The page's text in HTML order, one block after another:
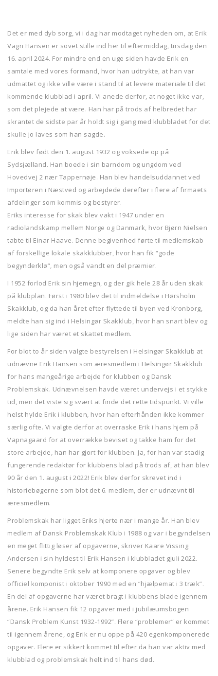
Det er med dyb sorg, vi i dag har modtaget nyheden om, at Erik
Vagn Hansen er sovet stille ind her til eftermiddag, tirsdag den
16. april 2024. For mindre end en uge siden havde Erik en
samtale med vores formand, hvor han udtrykte, at han var
udmattet og ikke ville være i stand til at levere materiale til det
kommende klubblad i april. Vi anede derfor, at noget ikke var,
som det plejede at være. Han har på trods af helbredet har
skrantet de sidste par år holdt sig i gang med klubbladet for det
skulle jo laves som han sagde.
Erik blev født den 1. august 1932 og voksede op på
Sydsjælland. Han boede i sin barndom og ungdom ved
Hovedvej 2 nær Tappernøje. Han blev handelsuddannet ved
Importøren i Næstved og arbejdede derefter i flere af firmaets
afdelinger som kommis og bestyrer.
Eriks interesse for skak blev vakt i 1947 under en
radiolandskamp mellem Norge og Danmark, hvor Bjørn Nielsen
tabte til Einar Haave. Denne begivenhed førte til medlemskab
af forskellige lokale skakklubber, hvor han fik “gode
begynderklø”, men også vandt en del præmier.
I 1952 forlod Erik sin hjemegn, og der gik hele 28 år uden skak
på klubplan. Først i 1980 blev det til indmeldelse i Hørsholm
Skakklub, og da han året efter flyttede til byen ved Kronborg,
meldte han sig ind i Helsingør Skakklub, hvor han snart blev og
lige siden har været et skattet medlem.
For blot to år siden valgte bestyrelsen i Helsingør Skakklub at
udnævne Erik Hansen som æresmedlem i Helsingør Skakklub
for hans mangeårige arbejde for klubben og Dansk
Problemskak. Udnævnelsen havde været undervejs i et stykke
tid, men det viste sig svært at finde det rette tidspunkt. Vi ville
helst hylde Erik i klubben, hvor han efterhånden ikke kommer
særlig ofte. Vi valgte derfor at overraske Erik i hans hjem på
Vapnagaard for at overrække beviset og takke ham for det
store arbejde, han har gjort for klubben. Ja, for han var stadig
fungerende redaktør for klubbens blad på trods af, at han blev
90 år den 1. august i 2022! Erik blev derfor skrevet ind i
historiebøgerne som blot det 6. medlem, der er udnævnt til
æresmedlem.
Problemskak har ligget Eriks hjerte nær i mange år. Han blev
medlem af Dansk Problemskak Klub i 1988 og var i begyndelsen
en meget flittig løser af opgaverne, skriver Kaare Vissing
Andersen i sin hyldest til Erik Hansen i klubbladet gjuli 2022.
Senere begyndte Erik selv at komponere opgaver og blev
officiel komponist i oktober 1990 med en “hjælpemat i 3 træk”.
En del af opgaverne har været bragt i klubbens blade igennem
årene. Erik Hansen fik 12 opgaver med i jubilæumsbogen
“Dansk Problem Kunst 1932-1992”. Flere “problemer” er kommet
til igennem årene, og Erik er nu oppe på 420 egenkomponerede
opgaver. Flere er sikkert kommet til efter da han var aktiv med
klubblad og problemskak helt ind til hans død.